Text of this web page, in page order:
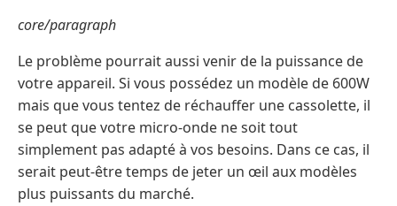
core/paragraph
Le problème pourrait aussi venir de la puissance de
votre appareil. Si vous possédez un modèle de 600W
mais que vous tentez de réchauffer une cassolette, il
se peut que votre micro-onde ne soit tout
simplement pas adapté à vos besoins. Dans ce cas, il
serait peut-être temps de jeter un œil aux modèles
plus puissants du marché.